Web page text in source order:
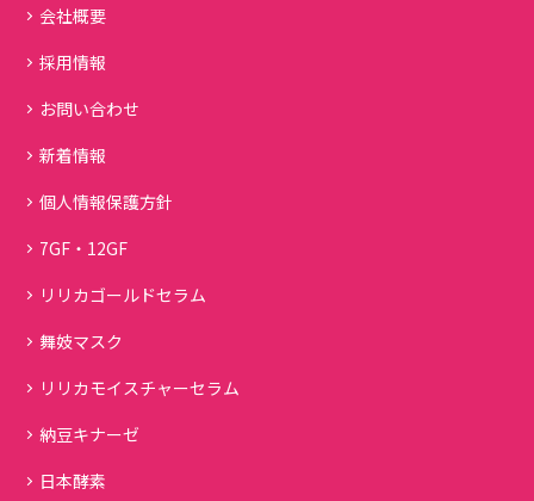
会社概要
採用情報
お問い合わせ
新着情報
個人情報保護方針
7GF・12GF
リリカゴールドセラム
舞妓マスク
リリカモイスチャーセラム
納豆キナーゼ
日本酵素